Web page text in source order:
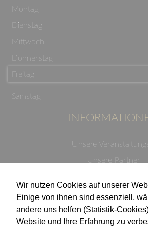
Wir nutzen Cookies auf unserer
Einige von ihnen sind essenziell,
andere uns helfen (Statistik-
Website und Ihre Erfahrung zu
Montag
Dienstag
Mittwoch
Donnerstag
Freitag
Samstag
Unsere
Unsere Partner
Impressum
Wir treten für einen